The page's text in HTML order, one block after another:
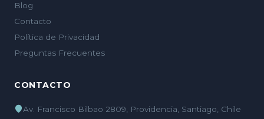
Blog
Contacto
Política de Privacidad
Preguntas Frecuentes
CONTACTO
Av. Francisco Bilbao 2809, Providencia, Santiago, Chile